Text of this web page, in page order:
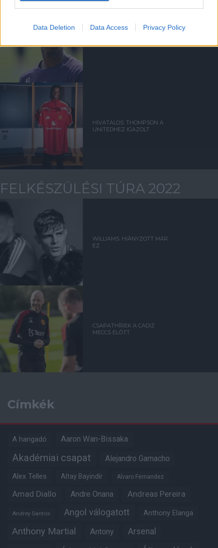
Data Deletion Data Access Privacy Policy
HIVATALOS: THOMPSON A
UNITEDHEZ IGAZOLT
FELKÉSZÜLÉSI TÚRA 2022
WILLIAMS: HIÁNYZOTT MÁR
EZ
CSAPATHÍREK A CADIZ
MECCS ELŐTT
Címkék
A hangadó Aaron Wan-Bissaka
Akadémiai csapat Alejandro Garnacho
Alex Telles Altay Bayindir Alvaro Fernandez
Amad Diallo Andre Onana Andreas Pereira
Andrey Santos Angol válogatott Anthony Elanga
Anthony Martial Antony Arsenal